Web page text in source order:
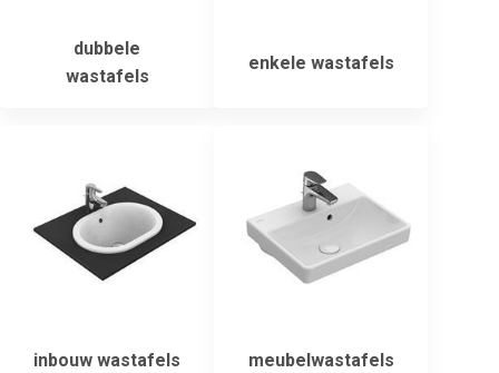
dubbele
wastafels
enkele wastafels
inbouw wastafels meubelwastafels